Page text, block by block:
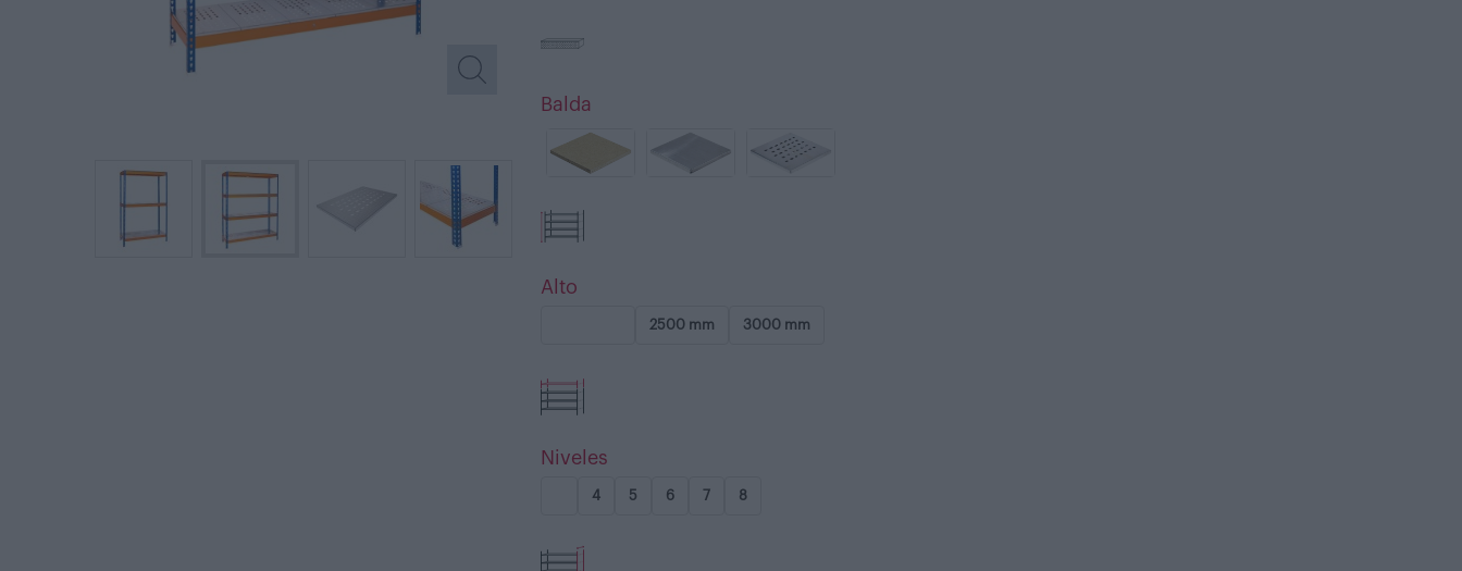
Balda
Alto
2500 mm 3000 mm
Niveles
4 5 6 7 8